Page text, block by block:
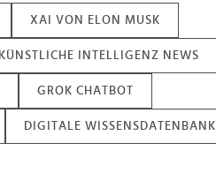
XAI VON ELON MUSK
KÜNSTLICHE INTELLIGENZ NEWS
GROK CHATBOT
DIGITALE WISSENSDATENBANK